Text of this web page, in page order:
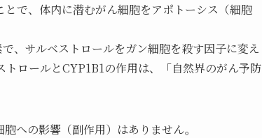
で、体内に潜むがん細胞をアポトーシス（細胞
、サルベストロールをガン細胞を殺す因子に変え
ロールとCYP1B1の作用は、「自然界のがん予防
への影響（副作用）はありません。